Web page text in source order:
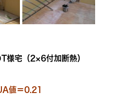
様宅（2×6付加断熱）
値＝0.21